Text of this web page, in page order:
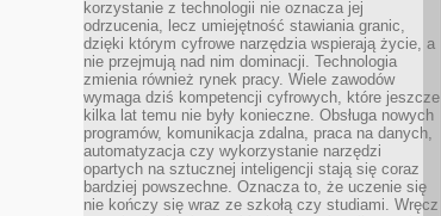
korzystanie z technologii nie oznacza jej
odrzucenia, lecz umiejętność stawiania granic,
dzięki którym cyfrowe narzędzia wspierają życie, a
nie przejmują nad nim dominacji. Technologia
zmienia również rynek pracy. Wiele zawodów
wymaga dziś kompetencji cyfrowych, które jeszcze
kilka lat temu nie były konieczne. Obsługa nowych
programów, komunikacja zdalna, praca na danych,
automatyzacja czy wykorzystanie narzędzi
opartych na sztucznej inteligencji stają się coraz
bardziej powszechne. Oznacza to, że uczenie się
nie kończy się wraz ze szkołą czy studiami. Wręcz